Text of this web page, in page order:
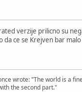
verzije prilicno su
da ce se Krejven bar
wrote: "The world is a
the second part."